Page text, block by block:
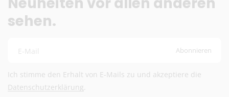
sehen.
E-Mail Abonnieren
Ich stimme den Erhalt von E-Mails zu und akzeptiere die
Datenschutzerklärung.